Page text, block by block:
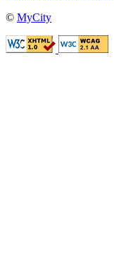
© MyCity